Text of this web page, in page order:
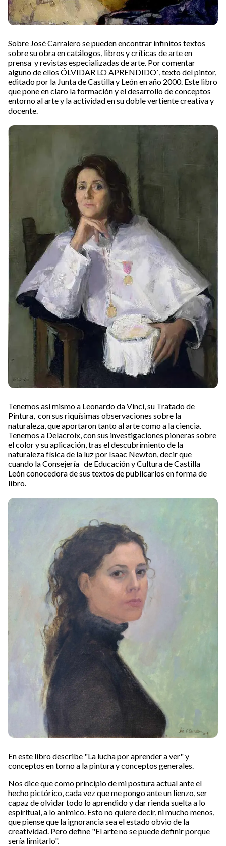
Sobre José Carralero se pueden encontrar infinitos textos
sobre su obra en catálogos, libros y críticas de arte en
prensa y revistas especializadas de arte. Por comentar
alguno de ellos ÓLVIDAR LO APRENDIDO´, texto del pintor,
editado por la Junta de Castilla y León en año 2000. Este libro
que pone en claro la formación y el desarrollo de conceptos
entorno al arte y la actividad en su doble vertiente creativa y
docente.
Tenemos así mismo a Leonardo da Vinci, su Tratado de
Pintura, con sus riquísimas observaciones sobre la
naturaleza, que aportaron tanto al arte como a la ciencia.
Tenemos a Delacroix, con sus investigaciones pioneras sobre
el color y su aplicación, tras el descubrimiento de la
naturaleza física de la luz por Isaac Newton, decir que
cuando la Consejería de Educación y Cultura de Castilla
León conocedora de sus textos de publicarlos en forma de
libro.
En este libro describe "La lucha por aprender a ver" y
conceptos en torno a la pintura y conceptos generales.
Nos dice que como principio de mi postura actual ante el
hecho pictórico, cada vez que me pongo ante un lienzo, ser
capaz de olvidar todo lo aprendido y dar rienda suelta a lo
espiritual, a lo anímico. Esto no quiere decir, ni mucho menos,
que piense que la ignorancia sea el estado obvio de la
creatividad. Pero define "El arte no se puede definir porque
sería limitarlo".